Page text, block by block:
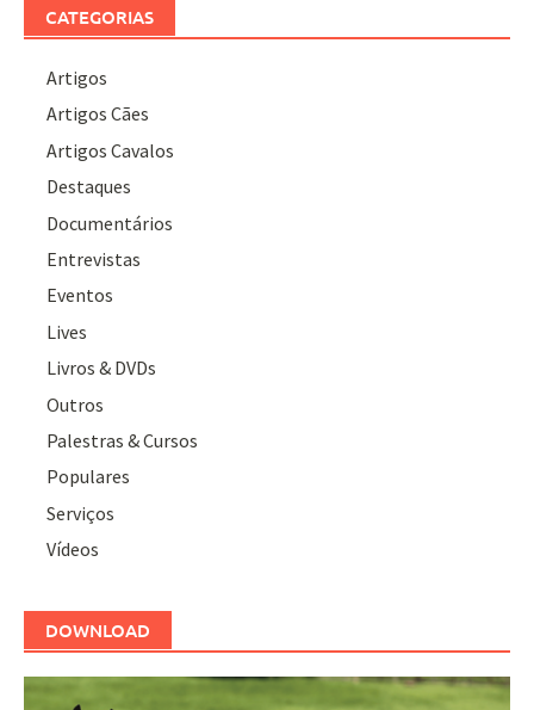
CATEGORIAS
Artigos
Artigos Cães
Artigos Cavalos
Destaques
Documentários
Entrevistas
Eventos
Lives
Livros & DVDs
Outros
Palestras & Cursos
Populares
Serviços
Vídeos
DOWNLOAD